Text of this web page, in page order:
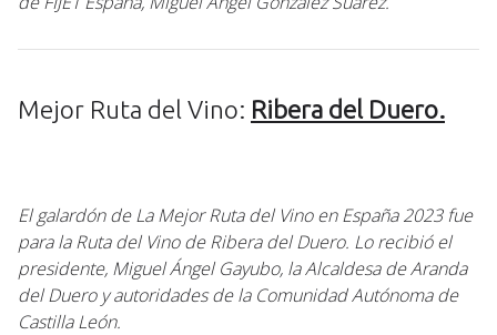
Mejor Ruta del Vino: Ribera del Duero.
El galardón de La Mejor Ruta del Vino en España 2023 fue
para la Ruta del Vino de Ribera del Duero. Lo recibió el
presidente, Miguel Ángel Gayubo, la Alcaldesa de Aranda
del Duero y autoridades de la Comunidad Autónoma de
Castilla León.